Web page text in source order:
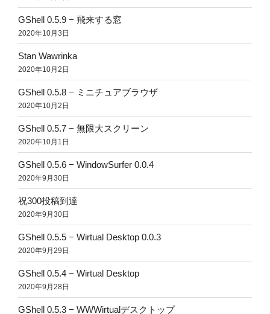
GShell 0.5.9 − 飛来する窓
2020年10月3日
Stan Wawrinka
2020年10月2日
GShell 0.5.8 − ミニチュアブラウザ
2020年10月2日
GShell 0.5.7 − 無限大スクリーン
2020年10月1日
GShell 0.5.6 − WindowSurfer 0.0.4
2020年9月30日
祝300投稿到達
2020年9月30日
GShell 0.5.5 − Wirtual Desktop 0.0.3
2020年9月29日
GShell 0.5.4 − Wirtual Desktop
2020年9月28日
GShell 0.5.3 − WWWirtualデスクトップ